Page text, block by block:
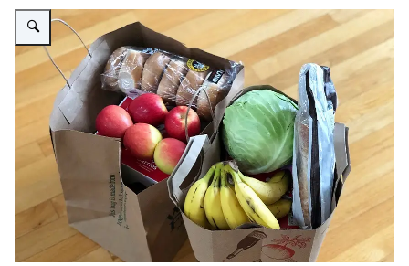
Vergroot afbeelding Papieren tassen met boodschappen